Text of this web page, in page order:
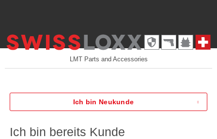
LMT Parts and Accessories
Ich bin Neukunde
Ich bin bereits Kunde